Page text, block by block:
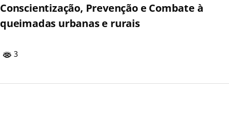
Conscientização, Prevenção e Combate à
queimadas urbanas e rurais
3